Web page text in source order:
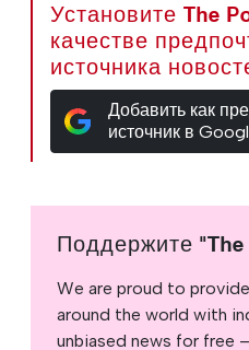
Установите The
качестве
источника
Добавить как
источник в
Поддержите "The
We are proud to
around the world with
unbiased news for free